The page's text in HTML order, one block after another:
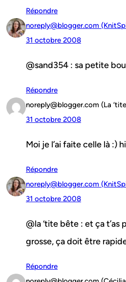
Répondre
noreply@blogger.com
31 octobre 2008
@sand354 : sa petite
Répondre
noreply@blogger.com (La
31 octobre 2008
Moi je l’ai faite celle là :)
Répondre
noreply@blogger.com
31 octobre 2008
@la ‘tite bête : et ça t’as
grosse, ça doit être
Répondre